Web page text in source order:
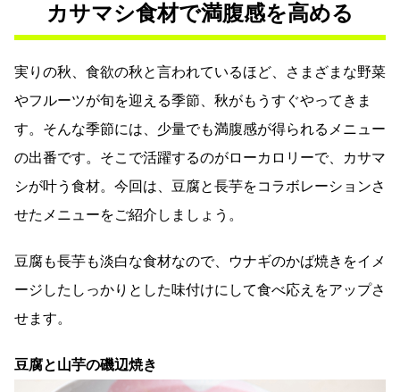
カサマシ食材で満腹感を高める
実りの秋、食欲の秋と言われているほど、さまざまな野菜
やフルーツが旬を迎える季節、秋がもうすぐやってきま
す。そんな季節には、少量でも満腹感が得られるメニュー
の出番です。そこで活躍するのがローカロリーで、カサマ
シが叶う食材。今回は、豆腐と長芋をコラボレーションさ
せたメニューをご紹介しましょう。
豆腐も長芋も淡白な食材なので、ウナギのかば焼きをイメ
ージしたしっかりとした味付けにして食べ応えをアップさ
せます。
豆腐と山芋の磯辺焼き